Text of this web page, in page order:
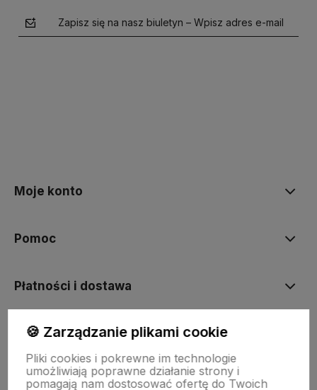
Zapisz się na nasz biuletyn – Wpisz adres e-mail
Moje konto
Pomoc
Płatności i dostawa
Informacje
O nas
🍪 Zarządzanie plikami cookie
Pliki cookies i pokrewne im technologie
umożliwiają poprawne działanie strony i
pomagają nam dostosować ofertę do Twoich